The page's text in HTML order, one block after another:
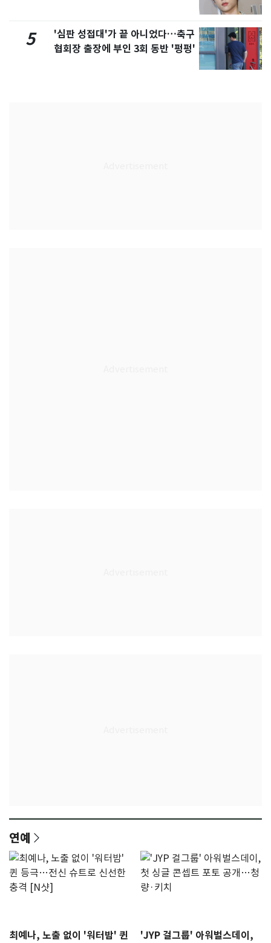
5
'심판 성접대'가 끝 아니었다…축구
협회장 출장에 부인 3회 동반 '펑펑'
연예
최예나, 노출 없이 '워터밤' 퀸
'JYP 걸그룹' 아워벌스데이,